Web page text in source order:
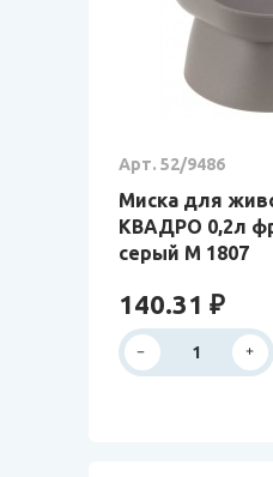
Арт. 52/9486
Миска для
КВАДРО 0,2л
серый М 1807
140.31 ₽